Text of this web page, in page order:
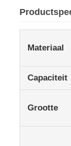
Producten
Video's
Materiaal
Capaciteit
Grootte